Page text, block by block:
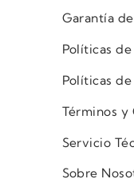
Garantía
Políticas
Políticas
Términos y
Servicio
Sobre